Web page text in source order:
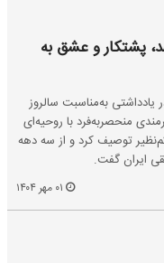
پشتکار و عشق به
به‌مناسبت سالروز
منحصربه‌فرد با روحیه‌ای
توصیف کرد و از سه دهه
ایران گفت.